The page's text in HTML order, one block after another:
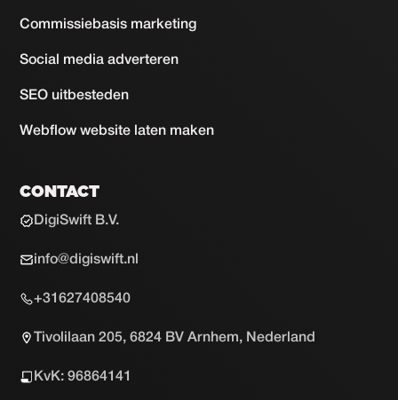
Commissiebasis marketing
Social media adverteren
SEO uitbesteden
Webflow website laten maken
CONTACT
DigiSwift B.V.
info@digiswift.nl
+31627408540
Tivolilaan 205, 6824 BV Arnhem, Nederland
KvK: 96864141